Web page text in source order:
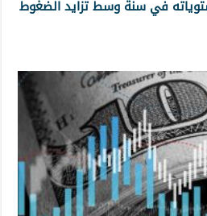
في سنة وسط تزايد الضغوط